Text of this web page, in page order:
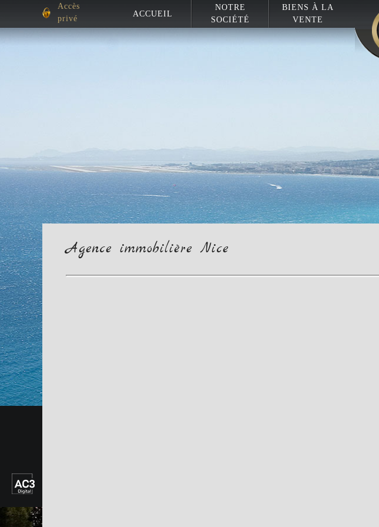
Accès
privé
ACCUEIL
NOTRE
SOCIÉTÉ
BIENS À LA
VENTE
Agence immobilière Nice